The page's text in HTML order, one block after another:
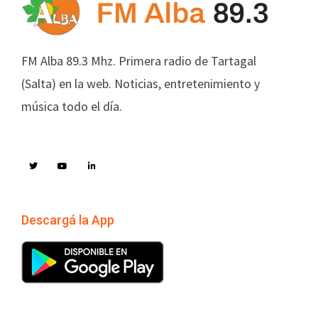
FM Alba 89.3 Mhz. Primera radio de Tartagal
(Salta) en la web. Noticias, entretenimiento y
música todo el día.
Descargá la App